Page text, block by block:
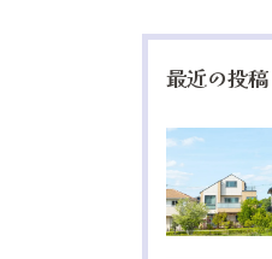
最近の投稿